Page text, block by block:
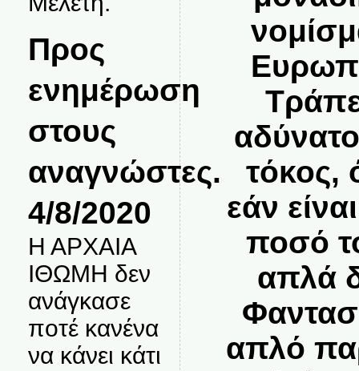
Προς
ενημέρωση
στους
αναγνώστες.
4/8/2020
Η ΑΡΧΑΙΑ
ΙΘΩΜΗ δεν
ανάγκασε
ποτέ κανένα
να κάνει κάτι
τόκος,
εάν
ποσό
απλά
απλό